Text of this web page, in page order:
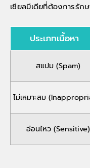
เชียลมีเดียที่ต้องการรั
ประเภทเนื้อหา
สแปม (Spam)
ไม่เหมาะสม
อ่อนไหว (Sensitive)